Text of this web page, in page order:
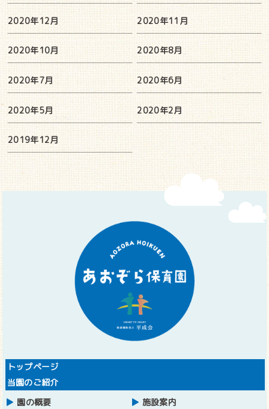
2020年12月 2020年11月
2020年10月 2020年8月
2020年7月 2020年6月
2020年5月 2020年2月
2019年12月
トップページ
当園のご紹介
園の概要
施設案内